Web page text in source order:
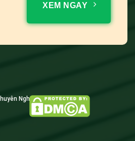
XEM NGAY